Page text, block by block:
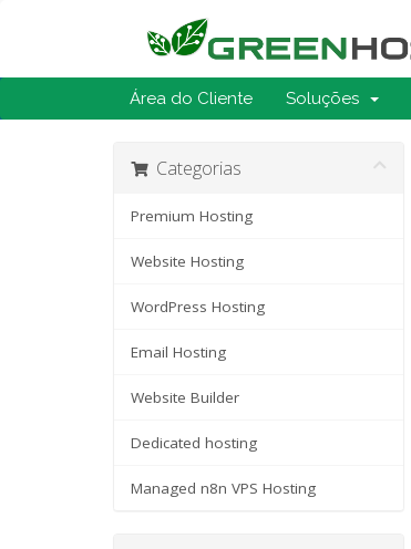
Área do Cliente Soluções
Categorias
Premium Hosting
Website Hosting
WordPress Hosting
Email Hosting
Website Builder
Dedicated hosting
Managed n8n VPS Hosting